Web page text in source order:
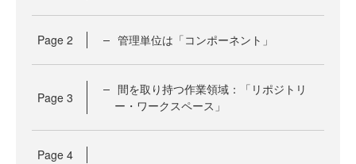
Page 2 管理単位は「コンポーネント」
Page 3
間を取り持つ作業領域：「リポジトリ
ー・ワークスペース」
Page 4